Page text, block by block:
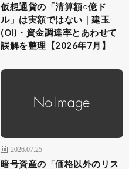
仮想通貨の「清算額○億ド
ル」は実額ではない｜建玉
(OI)・資金調達率とあわせて
誤解を整理【2026年7月】
2026.07.25
暗号資産の「価格以外のリス